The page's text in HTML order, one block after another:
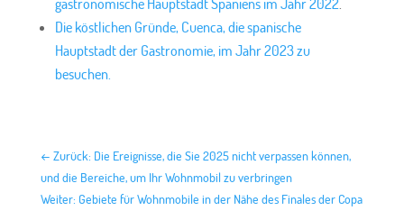
Die köstlichen Gründe, Cuenca, die spanische
Hauptstadt der Gastronomie, im Jahr 2023 zu
besuchen.
← Zurück: Die Ereignisse, die Sie 2025 nicht verpassen können,
und die Bereiche, um Ihr Wohnmobil zu verbringen
Weiter: Gebiete für Wohnmobile in der Nähe des Finales der Copa